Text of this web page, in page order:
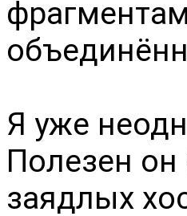
Я уже
Полезен он
заядлых